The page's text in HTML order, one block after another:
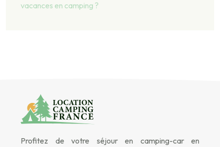
vacances en camping ?
Profitez de votre séjour en camping-car en